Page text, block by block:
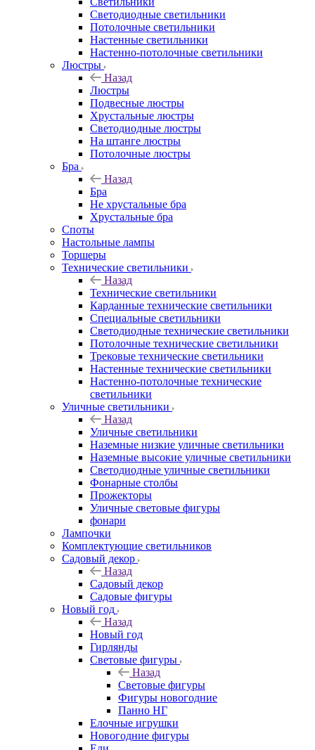
Светодиодные светильники
Потолочные светильники
Настенные светильники
Настенно-потолочные светильники
Люстры
Назад
Люстры
Подвесные люстры
Хрустальные люстры
Светодиодные люстры
На штанге люстры
Потолочные люстры
Бра
Назад
Бра
Не хрустальные бра
Хрустальные бра
Споты
Настольные лампы
Торшеры
Технические светильники
Назад
Технические светильники
Карданные технические светильники
Специальные светильники
Светодиодные технические светильники
Потолочные технические светильники
Трековые технические светильники
Настенные технические светильники
Настенно-потолочные технические
светильники
Уличные светильники
Назад
Уличные светильники
Наземные низкие уличные светильники
Наземные высокие уличные светильники
Светодиодные уличные светильники
Фонарные столбы
Прожекторы
Уличные световые фигуры
фонари
Лампочки
Комплектующие светильников
Садовый декор
Назад
Садовый декор
Садовые фигуры
Новый год
Назад
Новый год
Гирлянды
Световые фигуры
Назад
Световые фигуры
Фигуры новогодние
Панно НГ
Елочные игрушки
Новогодние фигуры